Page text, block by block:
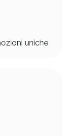
uniche